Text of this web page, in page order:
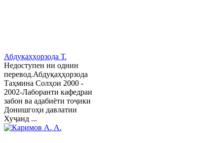
Абдуқаҳҳорзода Т.
Недоступен ни однин
перевод.Абдуқаҳҳорзода
Таҳмина Солҳои 2000 -
2002-Лаборанти кафедраи
забон ва адабиёти тоҷики
Донишгоҳи давлатии
Хуҷанд ...